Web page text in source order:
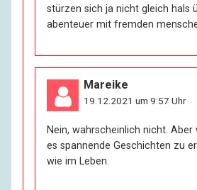
stürzen sich ja nicht gleich hals
abenteuer mit fremden
Mareike
19.12.2021 um 9:57 Uhr
Nein, wahrscheinlich nicht. Aber
es spannende Geschichten zu
wie im Leben.